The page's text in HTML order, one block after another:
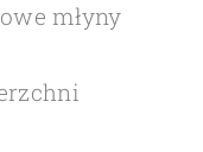
młyny